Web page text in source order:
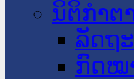
ນິຕິກໍາຕ
ລັດຖ
ກົດໝ